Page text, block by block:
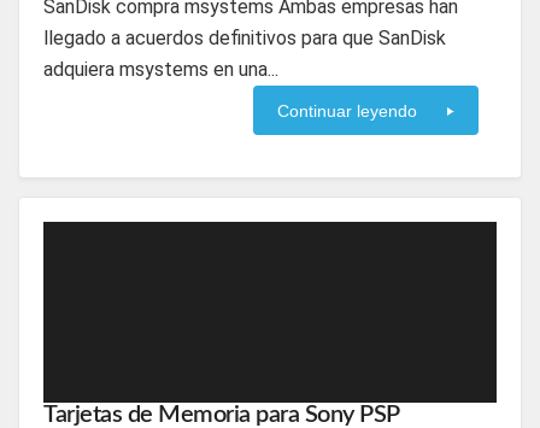
SanDisk compra msystems Ambas empresas han
llegado a acuerdos definitivos para que SanDisk
adquiera msystems en una...
Continuar leyendo
Tarjetas de Memoria para Sony PSP